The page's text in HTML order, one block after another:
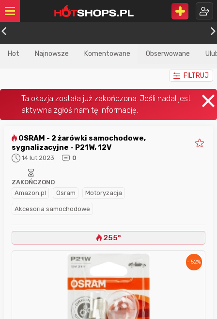
Hot Najnowsze Komentowane Obserwowane
FILTRUJ
sygnalizacyjne - P21W, 12V
14 lut 2023 0
Amazon.pl Osram Motoryzacja
Akcesoria samochodowe
ZAKOŃCZONO
255°
- 52%